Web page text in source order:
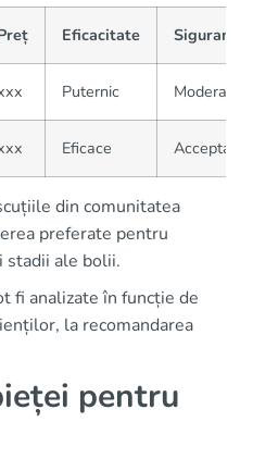
Eficacitate Siguranță
Puternic Moderate
Eficace Acceptabil
din comunitatea
preferate pentru
stadii ale bolii.
fi analizate în funcție de
la recomandarea
pentru